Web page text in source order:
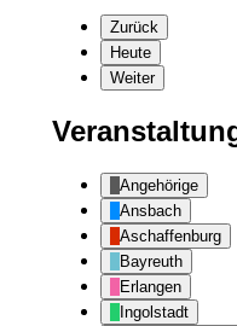
Zurück
Heute
Weiter
Angehörige
Ansbach
Aschaffenburg
Bayreuth
Erlangen
Ingolstadt